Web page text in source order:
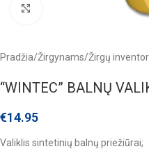
Pradžia/Žirgynams/Žirgų
“WINTEC” BALNŲ
€14.95
Valiklis sintetinių balnų priežiūrai;